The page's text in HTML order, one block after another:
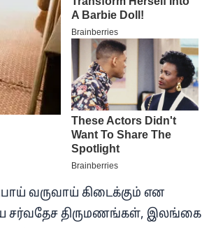
வருவாய் கிடைக்கும் என
சர்வதேச திருமணங்கள், இலங்கை